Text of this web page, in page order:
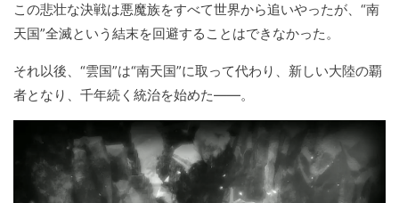
この悲壮な決戦は悪魔族をすべて世界から追いやったが、“南
天国”全滅という結末を回避することはできなかった。
それ以後、“雲国”は“南天国”に取って代わり、新しい大陸の覇
者となり、千年続く統治を始めた――。